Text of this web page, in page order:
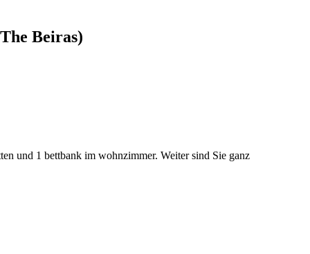
Beiras)
und 1 bettbank im wohnzimmer. Weiter sind Sie ganz